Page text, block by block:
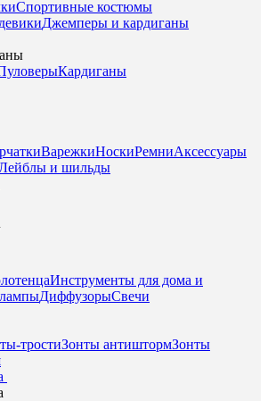
Спортивные костюмы
Джемперы и кардиганы
Кардиганы
ВарежкиНоскиРемниАксессуары
и шильды
Инструменты для дома и
ДиффузорыСвечи
тростиЗонты антиштормЗонты